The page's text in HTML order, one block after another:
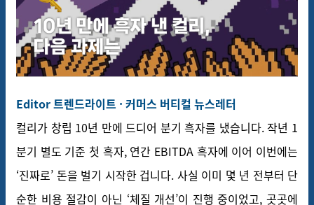
Editor 트렌드라이트 · 커머스 버티컬 뉴스레터
컬리가 창립 10년 만에 드디어 분기 흑자를 냈습니다. 작년 1
분기 별도 기준 첫 흑자, 연간 EBITDA 흑자에 이어 이번에는
‘진짜로’ 돈을 벌기 시작한 겁니다. 사실 이미 몇 년 전부터 단
순한 비용 절감이 아닌 ‘체질 개선’이 진행 중이었고, 곳곳에